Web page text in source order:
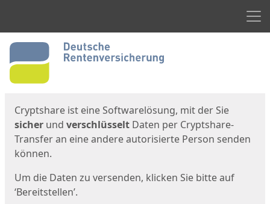
Start
Cryptshare ist eine Softwarelösung, mit der Sie
sicher und verschlüsselt Daten per Cryptshare-
Transfer an eine andere autorisierte Person senden
können.
Um die Daten zu versenden, klicken Sie bitte auf
‘Bereitstellen’.